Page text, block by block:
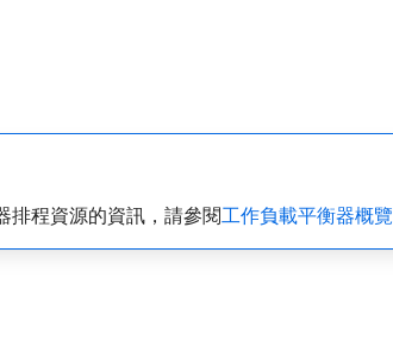
排程資源的資訊，請參閱工作負載平衡器概覽